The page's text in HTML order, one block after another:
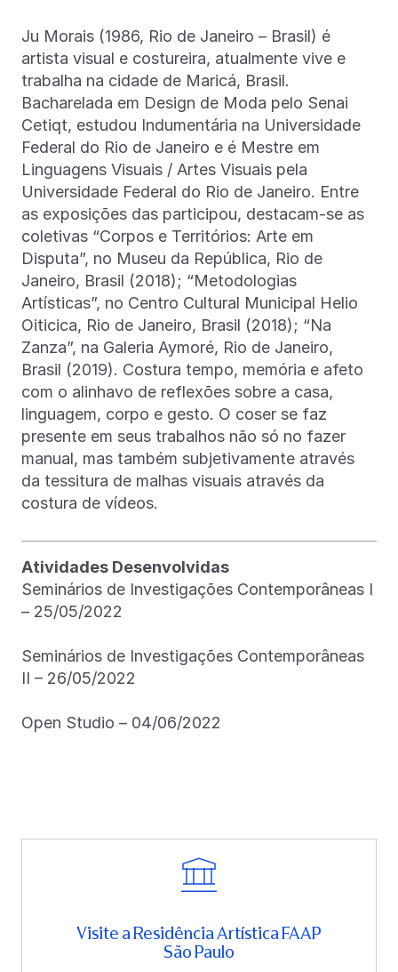
Ju Morais (1986, Rio de Janeiro – Brasil) é
artista visual e costureira, atualmente vive e
trabalha na cidade de Maricá, Brasil.
Bacharelada em Design de Moda pelo Senai
Cetiqt, estudou Indumentária na Universidade
Federal do Rio de Janeiro e é Mestre em
Linguagens Visuais / Artes Visuais pela
Universidade Federal do Rio de Janeiro. Entre
as exposições das participou, destacam-se as
coletivas “Corpos e Territórios: Arte em
Disputa”, no Museu da República, Rio de
Janeiro, Brasil (2018); “Metodologias
Artísticas”, no Centro Cultural Municipal Helio
Oiticica, Rio de Janeiro, Brasil (2018); “Na
Zanza”, na Galeria Aymoré, Rio de Janeiro,
Brasil (2019). Costura tempo, memória e afeto
com o alinhavo de reflexões sobre a casa,
linguagem, corpo e gesto. O coser se faz
presente em seus trabalhos não só no fazer
manual, mas também subjetivamente através
da tessitura de malhas visuais através da
costura de vídeos.
Atividades Desenvolvidas
Seminários de Investigações Contemporâneas I
– 25/05/2022
Seminários de Investigações Contemporâneas
II – 26/05/2022
Open Studio – 04/06/2022
Visite a Residência Artística FAAP
São Paulo